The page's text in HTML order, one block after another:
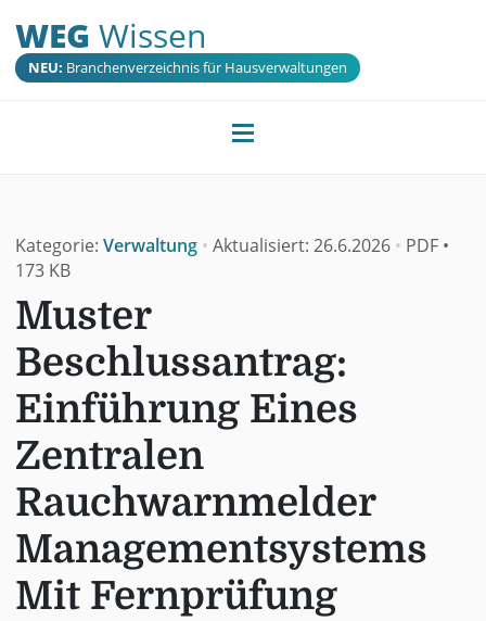
WEG Wissen
NEU: Branchenverzeichnis für Hausverwaltungen
Kategorie: Verwaltung• Aktualisiert: 26.6.2026• PDF•
173 KB
Muster
Beschlussantrag:
Einführung Eines
Zentralen
Rauchwarnmelder
Managementsystems
Mit Fernprüfung